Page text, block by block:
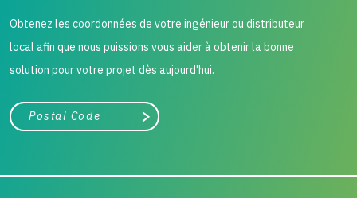
Obtenez les coordonnées de votre ingénieur ou distributeur
local afin que nous puissions vous aider à obtenir la bonne
solution pour votre projet dès aujourd'hui.
Ville, état ou code postal
Chercher